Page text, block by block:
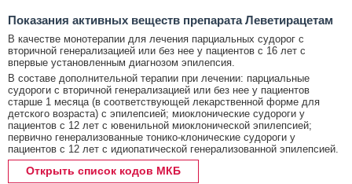
Показания активных веществ препарата Леветирацетам
В качестве монотерапии для лечения парциальных судорог с
вторичной генерализацией или без нее у пациентов с 16 лет с
впервые установленным диагнозом эпилепсия.
В составе дополнительной терапии при лечении: парциальные
судороги с вторичной генерализацией или без нее у пациентов
старше 1 месяца (в соответствующей лекарственной форме для
детского возраста) с эпилепсией; миоклонические судороги у
пациентов с 12 лет с ювенильной миоклонической эпилепсией;
первично генерализованные тонико-клонические судороги у
пациентов с 12 лет с идиопатической генерализованной эпилепсией.
Открыть список кодов МКБ